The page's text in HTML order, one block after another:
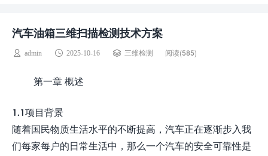
汽车油箱三维扫描检测技术方案
admin 2025-10-16 三维检测 阅读(585)
第一章 概述
1.1项目背景
随着国民物质生活水平的不断提高，汽车正在逐渐步入我
们每家每户的日常生活中，那么一个汽车的安全可靠性是